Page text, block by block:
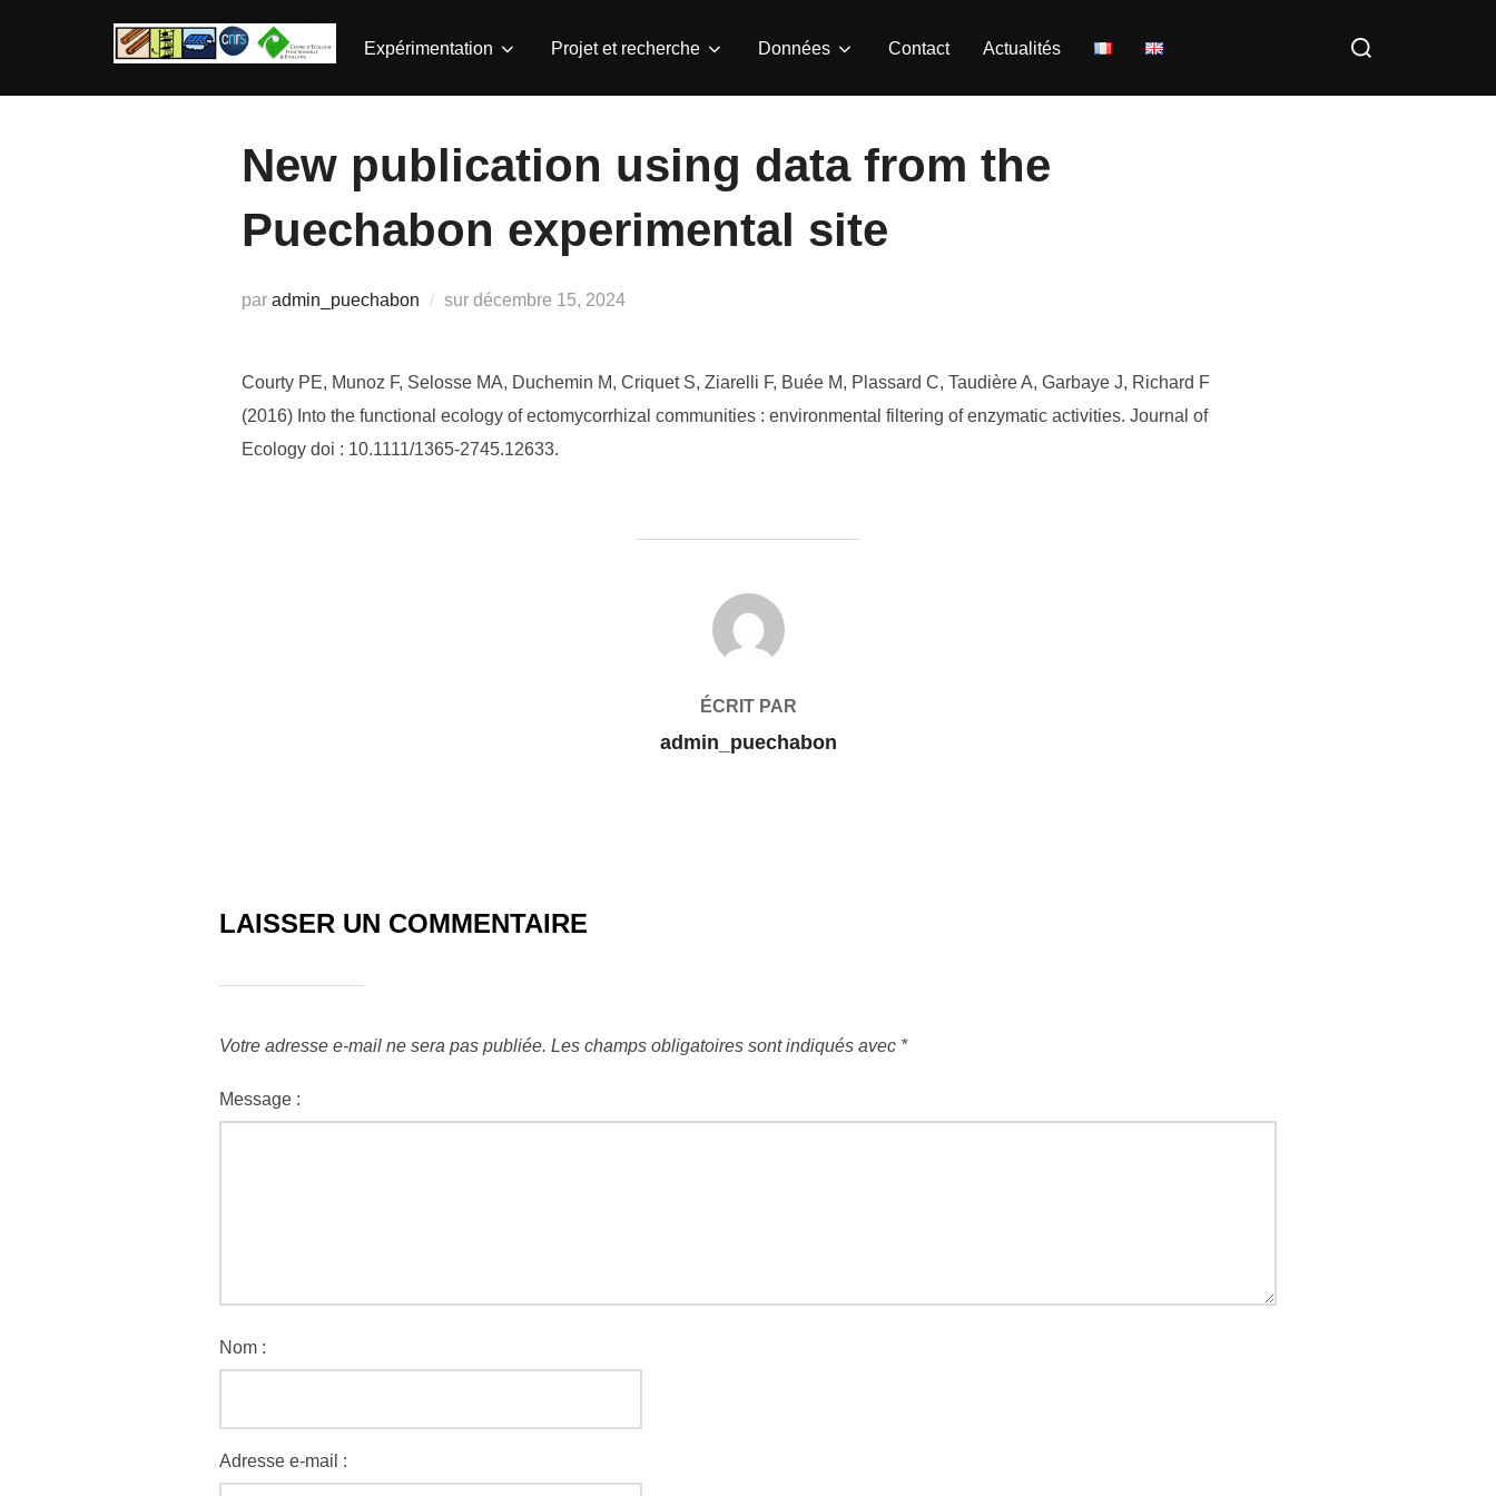
Expérimentation Projet et recherche Données Contact Actualités
Rechercher :
New publication using data from the
Puechabon experimental site
par admin_puechabon sur Publié
décembre 15, 2024
Courty PE, Munoz F, Selosse MA, Duchemin M, Criquet S, Ziarelli F, Buée M, Plassard C, Taudière A, Garbaye J, Richard F
(2016) Into the functional ecology of ectomycorrhizal communities : environmental filtering of enzymatic activities. Journal of
Ecology doi : 10.1111/1365-2745.12633.
AUTEUR DE LA PUBLICATION
ÉCRIT PAR
admin_puechabon
LAISSER UN COMMENTAIRE
Votre adresse e-mail ne sera pas publiée. Les champs obligatoires sont indiqués avec *
Message :
Nom :
Adresse e-mail :